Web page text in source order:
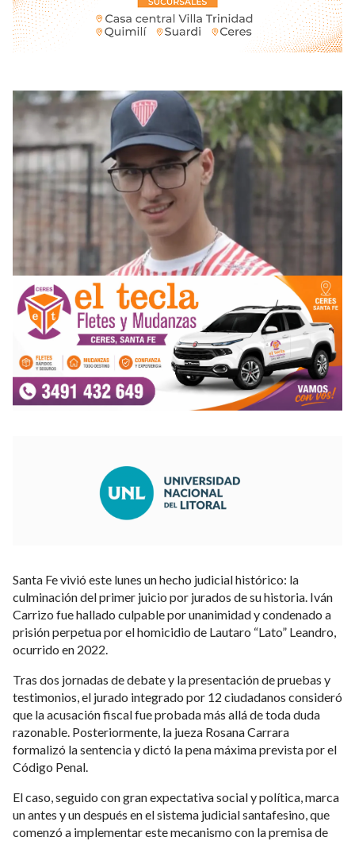
Santa Fe vivió este lunes un hecho judicial histórico: la
culminación del primer juicio por jurados de su historia. Iván
Carrizo fue hallado culpable por unanimidad y condenado a
prisión perpetua por el homicidio de Lautaro “Lato” Leandro,
ocurrido en 2022.
Tras dos jornadas de debate y la presentación de pruebas y
testimonios, el jurado integrado por 12 ciudadanos consideró
que la acusación fiscal fue probada más allá de toda duda
razonable. Posteriormente, la jueza Rosana Carrara
formalizó la sentencia y dictó la pena máxima prevista por el
Código Penal.
El caso, seguido con gran expectativa social y política, marca
un antes y un después en el sistema judicial santafesino, que
comenzó a implementar este mecanismo con la premisa de